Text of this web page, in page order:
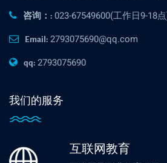
咨询：: 023-67549600(工作日9-18
Email: 2793075690@qq.com
qq: 2793075690
我们的服务
互联网教育